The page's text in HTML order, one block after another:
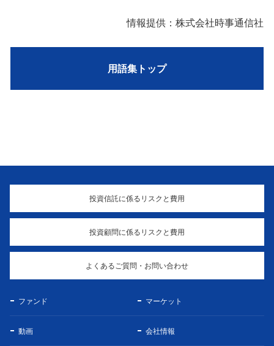
情報提供：株式会社時事通信社
用語集トップ
投資信託に係るリスクと費用
投資顧問に係るリスクと費用
よくあるご質問・お問い合わせ
ファンド マーケット
動画 会社情報